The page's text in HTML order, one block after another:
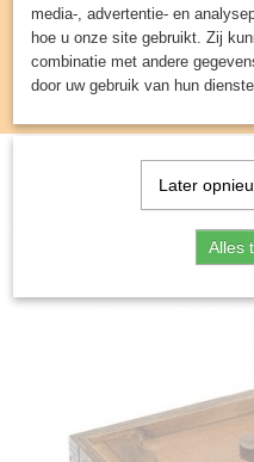
Inloggen Registreren
Spellen & Puzzels
media-, advertentie- en
hoe u onze site gebruikt. Zij
combinatie met andere
door uw gebruik van hun
Later
Alles